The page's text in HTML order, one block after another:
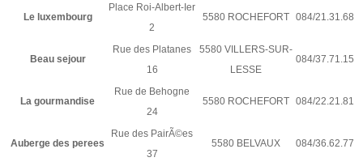
Le luxembourg
Place Roi-Albert-Ier
2
5580 ROCHEFORT 084/21.31.68
Beau sejour
Rue des Platanes
16
5580 VILLERS-SUR-
LESSE
084/37.71.15
La gourmandise
Rue de Behogne
24
5580 ROCHEFORT 084/22.21.81
Auberge des perees
Rue des PairÃ©es
37
5580 BELVAUX 084/36.62.77